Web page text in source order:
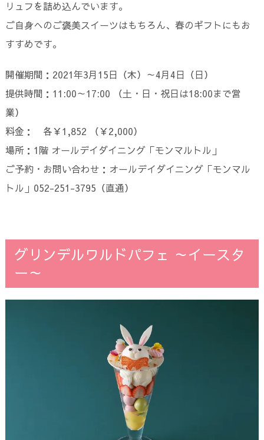
リュフを詰め込んでいます。
ご自身へのご褒美スイーツはもちろん、春のギフトにもお
すすめです。
開催期間：2021年3月15日（木）～4月4日（日）
提供時間：11:00～17:00 （土・日・祝日は18:00まで営
業）
料金： 各￥1,852 （￥2,000）
場所：1階 オールデイダイニング「モンマルトル」
ご予約・お問い合わせ：オールデイダイニング「モンマル
トル」052-251-3795（直通）
グリンデルワルドパフェ ～イースタ
ー～